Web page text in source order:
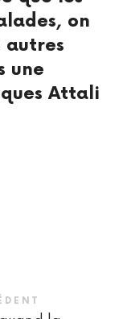
on
autres
une
Attali